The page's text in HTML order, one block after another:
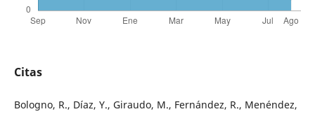
Citas
Bologno, R., Díaz, Y., Giraudo, M., Fernández, R., Menéndez,